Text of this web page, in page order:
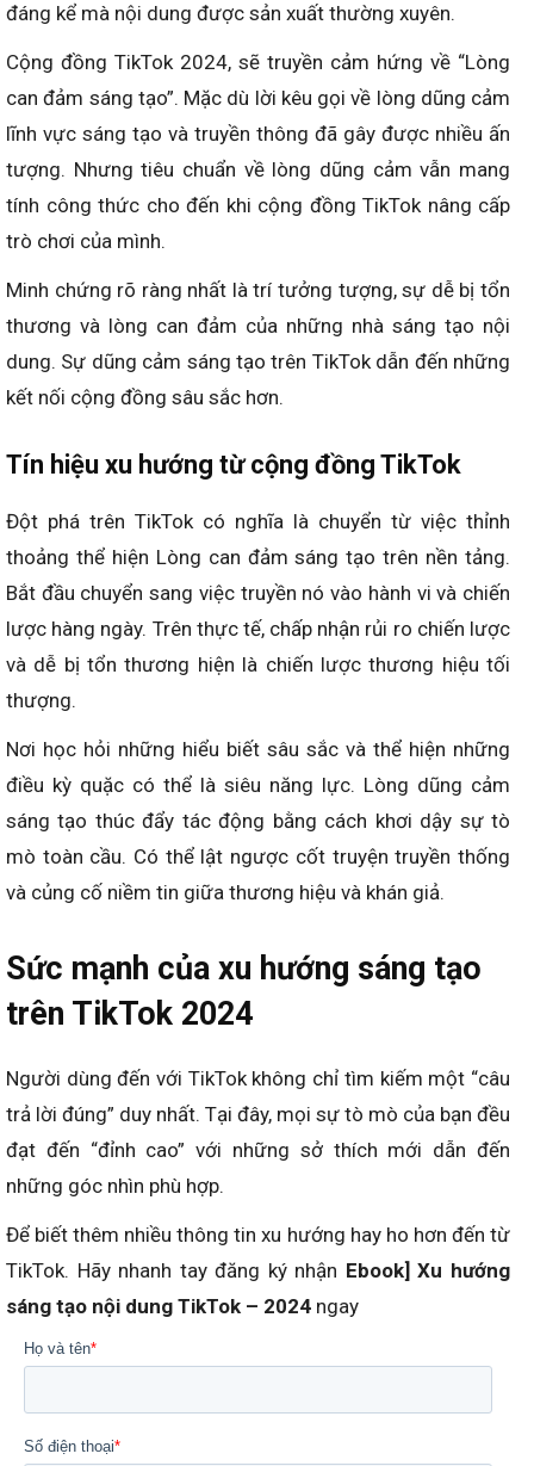
đáng kể mà nội dung được sản xuất thường xuyên.
Cộng đồng TikTok 2024, sẽ truyền cảm hứng về “Lòng
can đảm sáng tạo”. Mặc dù lời kêu gọi về lòng dũng cảm
lĩnh vực sáng tạo và truyền thông đã gây được nhiều ấn
tượng. Nhưng tiêu chuẩn về lòng dũng cảm vẫn mang
tính công thức cho đến khi cộng đồng TikTok nâng cấp
trò chơi của mình.
Minh chứng rõ ràng nhất là trí tưởng tượng, sự dễ bị tổn
thương và lòng can đảm của những nhà sáng tạo nội
dung. Sự dũng cảm sáng tạo trên TikTok dẫn đến những
kết nối cộng đồng sâu sắc hơn.
Tín hiệu xu hướng từ cộng đồng TikTok
Đột phá trên TikTok có nghĩa là chuyển từ việc thỉnh
thoảng thể hiện Lòng can đảm sáng tạo trên nền tảng.
Bắt đầu chuyển sang việc truyền nó vào hành vi và chiến
lược hàng ngày. Trên thực tế, chấp nhận rủi ro chiến lược
và dễ bị tổn thương hiện là chiến lược thương hiệu tối
thượng.
Nơi học hỏi những hiểu biết sâu sắc và thể hiện những
điều kỳ quặc có thể là siêu năng lực. Lòng dũng cảm
sáng tạo thúc đẩy tác động bằng cách khơi dậy sự tò
mò toàn cầu. Có thể lật ngược cốt truyện truyền thống
và củng cố niềm tin giữa thương hiệu và khán giả.
Sức mạnh của xu hướng sáng tạo
trên TikTok 2024
Người dùng đến với TikTok không chỉ tìm kiếm một “câu
trả lời đúng” duy nhất. Tại đây, mọi sự tò mò của bạn đều
đạt đến “đỉnh cao” với những sở thích mới dẫn đến
những góc nhìn phù hợp.
Để biết thêm nhiều thông tin xu hướng hay ho hơn đến từ
TikTok. Hãy nhanh tay đăng ký nhận Ebook] Xu hướng
sáng tạo nội dung TikTok – 2024 ngay